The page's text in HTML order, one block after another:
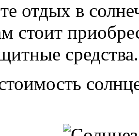
отдых в
стоит
средства.